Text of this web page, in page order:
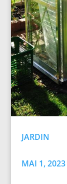
JARDIN
MAI 1, 2023